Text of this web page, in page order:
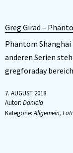
Greg Girad –
Phantom Shanghai
anderen Serien
gregforaday
7. AUGUST 2018
Autor: Daniela
Kategorie:Allgemein,